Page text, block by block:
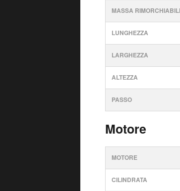
MASSA
LUNGHEZZA
LARGHEZZA
ALTEZZA
PASSO
Motore
MOTORE
CILINDRATA